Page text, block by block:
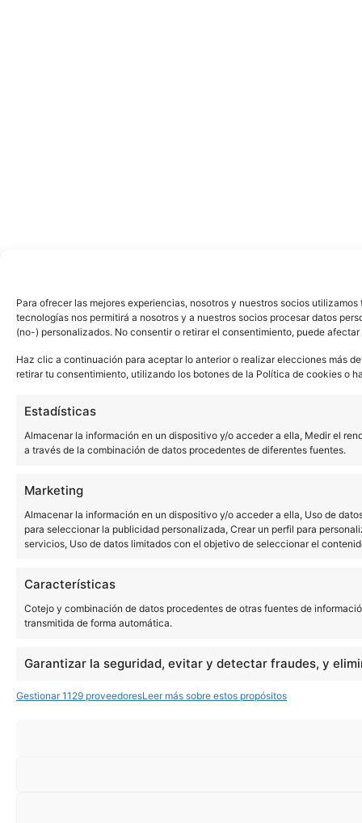
Para ofrecer las mejores experiencias, nosotros y nuestros socios
tecnologías nos permitirá a nosotros y a nuestros socios procesar datos
(no-) personalizados. No consentir o retirar el consentimiento, puede
Haz clic a continuación para aceptar lo anterior o realizar elecciones más
retirar tu consentimiento, utilizando los botones de la Política de cookies o
Estadísticas
Almacenar la información en un dispositivo y/o acceder a ella, Medir el
a través de la combinación de datos procedentes de diferentes fuentes.
Marketing
Almacenar la información en un dispositivo y/o acceder a ella, Uso de
para seleccionar la publicidad personalizada, Crear un perfil para
servicios, Uso de datos limitados con el objetivo de seleccionar el
Características
Cotejo y combinación de datos procedentes de otras fuentes de
transmitida de forma automática.
Garantizar la seguridad, evitar y detectar fraudes, y
Gestionar 1129 proveedoresLeer más sobre estos propósitos